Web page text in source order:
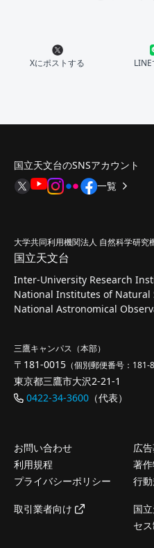
Xにポストする
国立天文台のSNSアカウント
一覧
大学共同利用機関法人 自然科学研究
国立天文台
Inter-University Research
National Institutes of Natural
National Astronomical
三鷹キャンパス（本部）
〒181-0015 （個別郵便番号：181-
東京都三鷹市大沢2-21-1
0422-34-3600 （代表）
お問い合わせ
広
利用規程
著
プライバシーポリシー
行
取引業者向け
国
セ